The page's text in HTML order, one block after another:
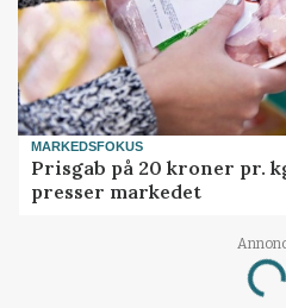
MARKEDSFOKUS
Prisgab på 20 kroner pr.
presser markedet